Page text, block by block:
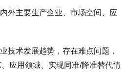
外主要生产企业、市场空间、应
技术发展趋势，存在难点问题，
应用领域、实现同准/降准替代情